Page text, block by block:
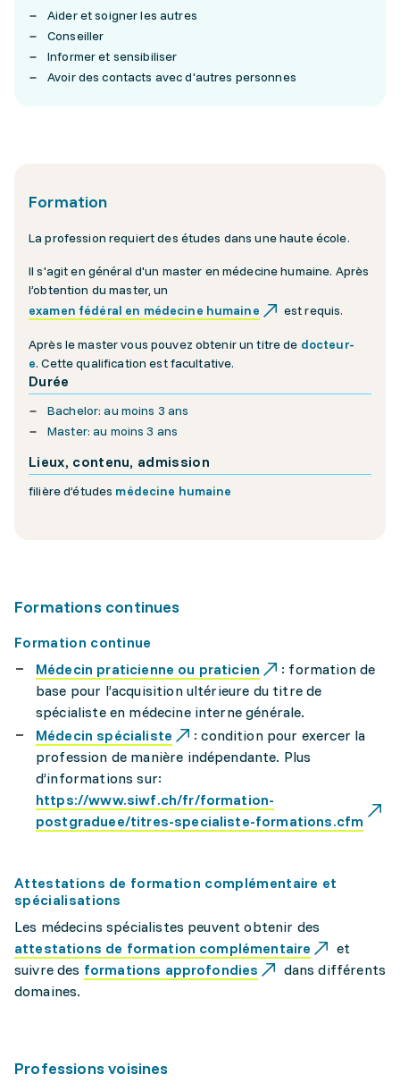
Aider et soigner les autres
Conseiller
Informer et sensibiliser
Avoir des contacts avec d'autres personnes
Formation
La profession requiert des études dans une haute école.
Il s'agit en général d'un master en médecine humaine. Après
l’obtention du master, un
examen fédéral en médecine humaine
est requis.
Après le master vous pouvez obtenir un titre de docteur-
e. Cette qualification est facultative.
Durée
Bachelor: au moins 3 ans
Master: au moins 3 ans
Lieux, contenu, admission
filière d’études médecine humaine
Formations continues
Formation continue
Médecin praticienne ou praticien
: formation de
base pour l’acquisition ultérieure du titre de
spécialiste en médecine interne générale.
Médecin spécialiste
: condition pour exercer la
profession de manière indépendante. Plus
d’informations sur:
https://www.siwf.ch/fr/formation-
postgraduee/titres-specialiste-formations.cfm
Attestations de formation complémentaire et
spécialisations
Les médecins spécialistes peuvent obtenir des
attestations de formation complémentaire
et
suivre des formations approfondies
dans différents
domaines.
Professions voisines